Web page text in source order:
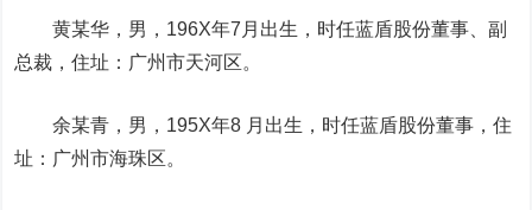
黄某华，男，196X年7月出生，时任蓝盾股份董事、副
总裁，住址：广州市天河区。
余某青，男，195X年8 月出生，时任蓝盾股份董事，住
址：广州市海珠区。